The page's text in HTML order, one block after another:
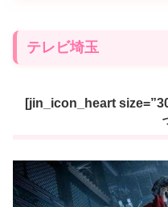
テレビ埼玉
[jin_icon_heart